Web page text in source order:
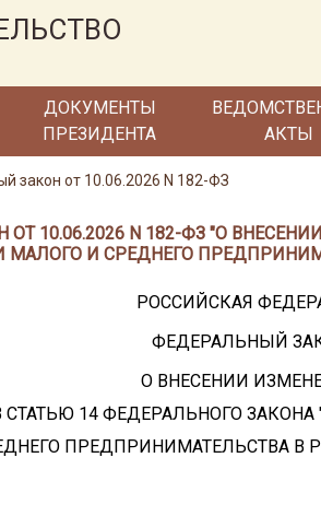
ДОКУМЕНТЫ
ПРЕЗИДЕНТА
АКТЫ
закон от 10.06.2026 N 182-ФЗ
10.06.2026 N 182-ФЗ "О
МАЛОГО И СРЕДНЕГО
РОССИЙСКАЯ
ФЕДЕРАЛЬНЫЙ
О ВНЕСЕНИИ
СТАТЬЮ 14 ФЕДЕРАЛЬНОГО
ПРЕДПРИНИМАТЕЛЬСТВА В